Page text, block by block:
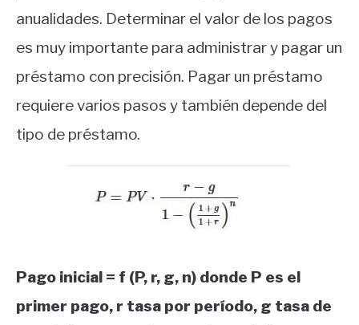
anualidades. Determinar el valor de los pagos
es muy importante para administrar y pagar un
préstamo con precisión. Pagar un préstamo
requiere varios pasos y también depende del
tipo de préstamo.
Pago inicial = f (P, r, g, n) donde P es el
primer pago, r tasa por período, g tasa de